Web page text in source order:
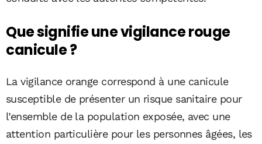
Que signifie une vigilance rouge
canicule ?
La vigilance orange correspond à une canicule
susceptible de présenter un risque sanitaire pour
l’ensemble de la population exposée, avec une
attention particulière pour les personnes âgées, les